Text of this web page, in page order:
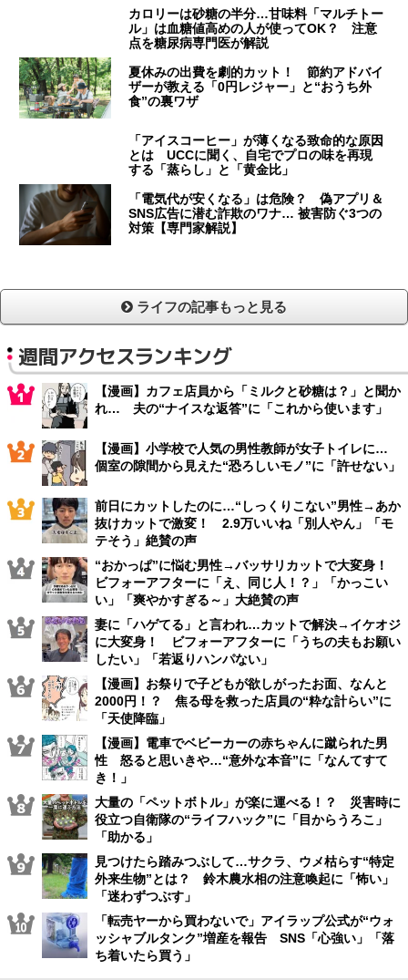
カロリーは砂糖の半分…甘味料「マルチトー
ル」は血糖値高めの人が使ってOK？ 注意
点を糖尿病専門医が解説
夏休みの出費を劇的カット！ 節約アドバイ
ザーが教える「0円レジャー」と“おうち外
食”の裏ワザ
「アイスコーヒー」が薄くなる致命的な原因
とは UCCに聞く、自宅でプロの味を再現
する「蒸らし」と「黄金比」
「電気代が安くなる」は危険？ 偽アプリ＆
SNS広告に潜む詐欺のワナ… 被害防ぐ3つの
対策【専門家解説】
ライフの記事もっと見る
週間アクセスランキング
【漫画】カフェ店員から「ミルクと砂糖は？」と聞か
れ… 夫の“ナイスな返答”に「これから使います」
【漫画】小学校で人気の男性教師が女子トイレに…
個室の隙間から見えた“恐ろしいモノ”に「許せない」
前日にカットしたのに…“しっくりこない”男性→あか
抜けカットで激変！ 2.9万いいね「別人やん」「モ
テそう」絶賛の声
“おかっぱ”に悩む男性→バッサリカットで大変身！
ビフォーアフターに「え、同じ人！？」「かっこい
い」「爽やかすぎる～」大絶賛の声
妻に「ハゲてる」と言われ…カットで解決→イケオジ
に大変身！ ビフォーアフターに「うちの夫もお願い
したい」「若返りハンパない」
【漫画】お祭りで子どもが欲しがったお面、なんと
2000円！？ 焦る母を救った店員の“粋な計らい”に
「天使降臨」
【漫画】電車でベビーカーの赤ちゃんに蹴られた男
性 怒ると思いきや…“意外な本音”に「なんてすて
き！」
大量の「ペットボトル」が楽に運べる！？ 災害時に
役立つ自衛隊の“ライフハック”に「目からうろこ」
「助かる」
見つけたら踏みつぶして…サクラ、ウメ枯らす“特定
外来生物”とは？ 鈴木農水相の注意喚起に「怖い」
「迷わずつぶす」
「転売ヤーから買わないで」アイラップ公式が“ウォ
ッシャブルタンク”増産を報告 SNS「心強い」「落
ち着いたら買う」